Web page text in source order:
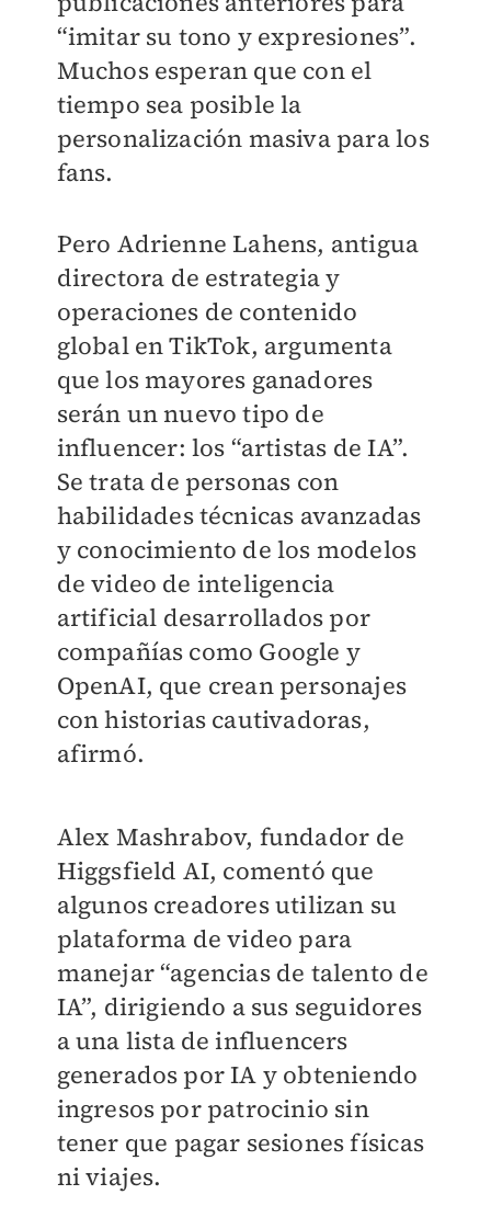
“imitar su tono y expresiones”.
Muchos esperan que con el
tiempo sea posible la
personalización masiva para los
fans.
Pero Adrienne Lahens, antigua
directora de estrategia y
operaciones de contenido
global en TikTok, argumenta
que los mayores ganadores
serán un nuevo tipo de
influencer: los “artistas de IA”.
Se trata de personas con
habilidades técnicas avanzadas
y conocimiento de los modelos
de video de inteligencia
artificial desarrollados por
compañías como Google y
OpenAI, que crean personajes
con historias cautivadoras,
afirmó.
Alex Mashrabov, fundador de
Higgsfield AI, comentó que
algunos creadores utilizan su
plataforma de video para
manejar “agencias de talento de
IA”, dirigiendo a sus seguidores
a una lista de influencers
generados por IA y obteniendo
ingresos por patrocinio sin
tener que pagar sesiones físicas
ni viajes.